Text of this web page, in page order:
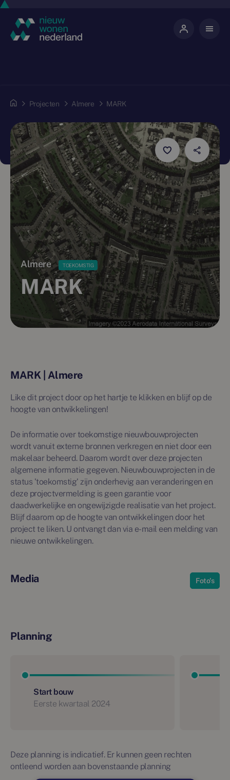
Projecten Almere MARK
Almere TOEKOMSTIG
MARK
MARK | Almere
Like dit project door op het hartje te klikken en blijf op de
hoogte van ontwikkelingen!
De informatie over toekomstige nieuwbouwprojecten
wordt vanuit externe bronnen verkregen en niet door een
makelaar beheerd. Daarom wordt over deze projecten
algemene informatie gegeven. Nieuwbouwprojecten in de
status 'toekomstig' zijn onderhevig aan veranderingen en
deze projectvermelding is geen garantie voor
daadwerkelijke en ongewijzigde realisatie van het project.
Blijf daarom op de hoogte van ontwikkelingen door het
project te liken. U ontvangt dan via e-mail een melding van
nieuwe ontwikkelingen.
Media Foto's
Planning
Start bouw
Eerste kwartaal 2024
Deze planning is indicatief. Er kunnen geen rechten
ontleend worden aan bovenstaande planning